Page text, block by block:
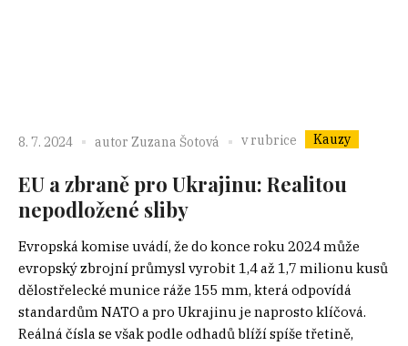
8. 7. 2024 autor Zuzana Šotová v rubrice Kauzy
EU a zbraně pro Ukrajinu: Realitou
nepodložené sliby
Evropská komise uvádí, že do konce roku 2024 může
evropský zbrojní průmysl vyrobit 1,4 až 1,7 milionu kusů
dělostřelecké munice ráže 155 mm, která odpovídá
standardům NATO a pro Ukrajinu je naprosto klíčová.
Reálná čísla se však podle odhadů blíží spíše třetině,